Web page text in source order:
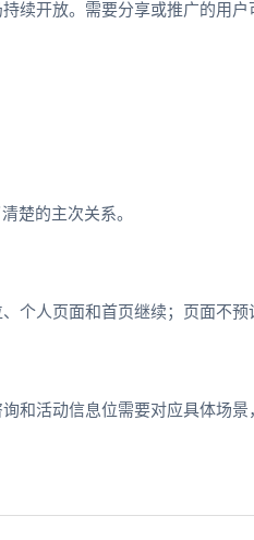
续开放。需要分享或推广的用户
楚的主次关系。
个人页面和首页继续；页面不预
和活动信息位需要对应具体场景